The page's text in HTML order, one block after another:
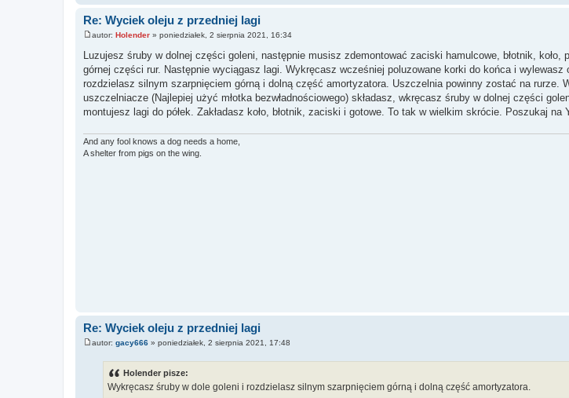
Re: Wyciek oleju z przedniej lagi
s
t
autor: Holender » poniedziałek, 2 sierpnia 2021, 16:34
Luzujesz śruby w dolnej części goleni, następnie musisz zdemontować zaciski hamulcowe, błotnik, koło,
górnej części rur. Następnie wyciągasz lagi. Wykręcasz wcześniej poluzowane korki do końca i
rozdzielasz silnym szarpnięciem górną i dolną część amortyzatora. Uszczelnia powinny zostać na rurze.
uszczelniacze (Najlepiej użyć młotka bezwładnościowego) składasz, wkręcasz śruby w dolnej części
montujesz lagi do półek. Zakładasz koło, błotnik, zaciski i gotowe. To tak w wielkim skrócie. Poszukaj
And any fool knows a dog needs a home,
A shelter from pigs on the wing.
Re: Wyciek oleju z przedniej lagi
autor: gacy666 » poniedziałek, 2 sierpnia 2021, 17:48
Holender pisze:
Wykręcasz śruby w dole goleni i rozdzielasz silnym szarpnięciem górną i dolną część amortyzatora.